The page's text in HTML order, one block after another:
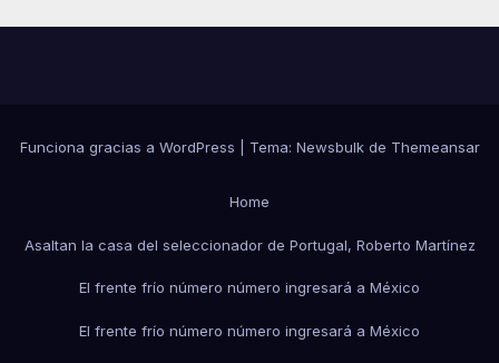
Funciona gracias a WordPress Tema: Newsbulkde Themeansar
Home
Asaltan la casa del seleccionador de Portugal, Roberto Martínez
El frente frío número número ingresará a México
El frente frío número número ingresará a México